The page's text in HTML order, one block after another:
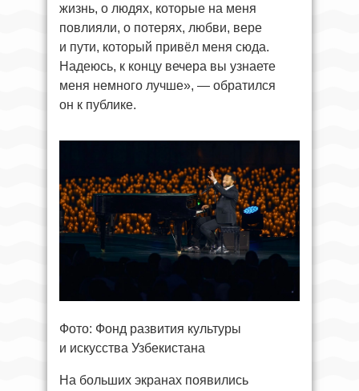
жизнь, о людях, которые на меня
повлияли, о потерях, любви, вере
и пути, который привёл меня сюда.
Надеюсь, к концу вечера вы узнаете
меня немного лучше», — обратился
он к публике.
Фото: Фонд развития культуры
и искусства Узбекистана
На больших экранах появились